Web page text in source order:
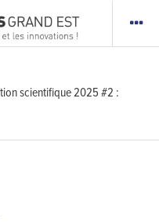
scientifique 2025 #2 :